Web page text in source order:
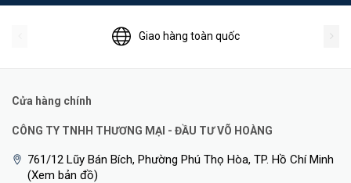
Giao hàng toàn quốc
Cửa hàng chính
CÔNG TY TNHH THƯƠNG MẠI - ĐẦU TƯ VÕ HOÀNG
761/12 Lũy Bán Bích, Phường Phú Thọ Hòa, TP. Hồ Chí Minh
(Xem bản đồ)